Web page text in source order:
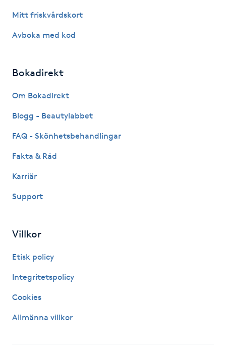
Fransfärgning
Fransförlängning Megavolym
Fransförlängning Volym
Fransrengöring
Frekvensterapi
Friskvård
Friskvårdsmassage
Funktionsanalys
Färgning
Mitt friskvårdskort
Avboka med kod
Bokadirekt
Om Bokadirekt
Blogg - Beautylabbet
FAQ - Skönhetsbehandlingar
Fakta & Råd
Karriär
Support
Villkor
Etisk policy
Integritetspolicy
Cookies
Allmänna villkor